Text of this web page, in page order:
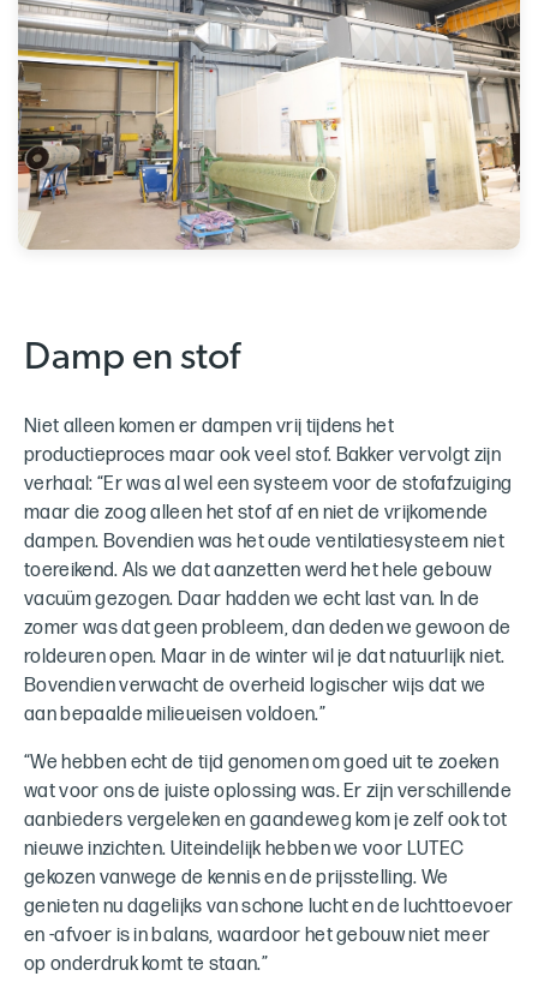
Damp en stof
Niet alleen komen er dampen vrij tijdens het
productieproces maar ook veel stof. Bakker vervolgt zijn
verhaal: “Er was al wel een systeem voor de stofafzuiging
maar die zoog alleen het stof af en niet de vrijkomende
dampen. Bovendien was het oude ventilatiesysteem niet
toereikend. Als we dat aanzetten werd het hele gebouw
vacuüm gezogen. Daar hadden we echt last van. In de
zomer was dat geen probleem, dan deden we gewoon de
roldeuren open. Maar in de winter wil je dat natuurlijk niet.
Bovendien verwacht de overheid logischer wijs dat we
aan bepaalde milieueisen voldoen.”
“We hebben echt de tijd genomen om goed uit te zoeken
wat voor ons de juiste oplossing was. Er zijn verschillende
aanbieders vergeleken en gaandeweg kom je zelf ook tot
nieuwe inzichten. Uiteindelijk hebben we voor LUTEC
gekozen vanwege de kennis en de prijsstelling. We
genieten nu dagelijks van schone lucht en de luchttoevoer
en -afvoer is in balans, waardoor het gebouw niet meer
op onderdruk komt te staan.”